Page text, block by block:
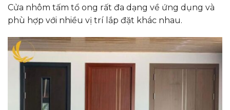
Cửa nhôm tấm tổ ong rất đa dạng về ứng dụng và
phù hợp với nhiều vị trí lắp đặt khác nhau.